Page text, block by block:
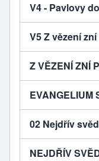
V4 - Pavlovy
V5 Z vězení
Z VĚZENÍ ZNÍ
EVANGELIUM
02 Nejdřív
NEJDŘÍV